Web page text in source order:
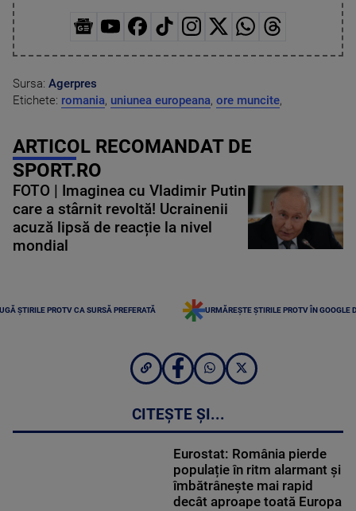
Sursa: Agerpres
Etichete: romania, uniunea europeana, ore muncite,
ARTICOL RECOMANDAT DE
SPORT.RO
FOTO | Imaginea cu Vladimir Putin
care a stârnit revoltă! Ucrainenii
acuză lipsă de reacție la nivel
mondial
ȘTIRILE PROTV CA SURSĂ PREFERATĂ URMĂREȘTE ȘTIRILE PROTV ÎN GOOGLE
CITEȘTE ȘI...
Eurostat: România pierde
populație în ritm alarmant și
îmbătrânește mai rapid
decât aproape toată Europa